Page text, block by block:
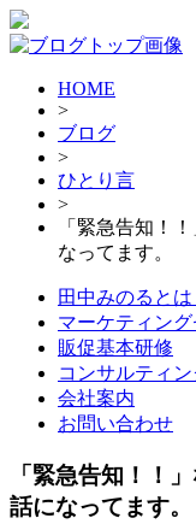
HOME
>
ブログ
>
ひとり言
>
「緊急告知！
なってます。
田中みのるとは
マーケティン
販促基本研修
コンサルティ
会社案内
お問い合わせ
「緊急告知！！
話になってます。